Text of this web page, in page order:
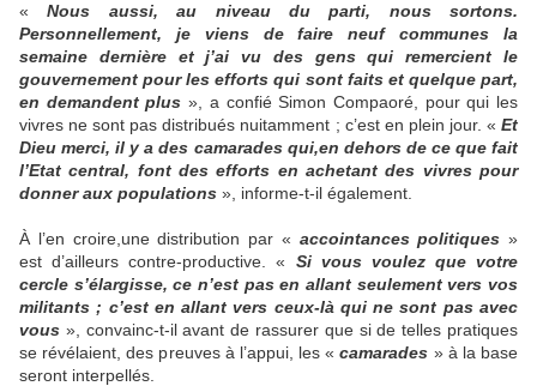
«Nous aussi, au niveau du parti, nous sortons.
Personnellement, je viens de faire neuf communes la
semaine dernière et j’ai vu des gens qui remercient le
gouvernement pour les efforts qui sont faits et quelque part,
en demandent plus», a confié Simon Compaoré, pour qui les
vivres ne sont pas distribués nuitamment ; c’est en plein jour. « Et
Dieu merci, il y a des camarades qui,en dehors de ce que fait
l’Etat central, font des efforts en achetant des vivres pour
donner aux populations », informe-t-il également.
À l’en croire,une distribution par « accointances politiques »
est d’ailleurs contre-productive. « Si vous voulez que votre
cercle s’élargisse, ce n’est pas en allant seulement vers vos
militants ; c’est en allant vers ceux-là qui ne sont pas avec
vous », convainc-t-il avant de rassurer que si de telles pratiques
se révélaient, des preuves à l’appui, les «camarades » à la base
seront interpellés.